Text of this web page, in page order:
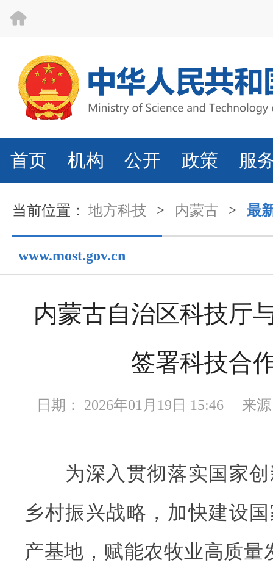
首页 机构 公开 政策 服
当前位置： 地方科技 > 内蒙古 > 最
www.most.gov.cn
内蒙古自治区科技厅
签署科技合
日期： 2026年01月19日 15:46 来
为深入贯彻落实国家创
乡村振兴战略，加快建设
产基地，赋能农牧业高质量